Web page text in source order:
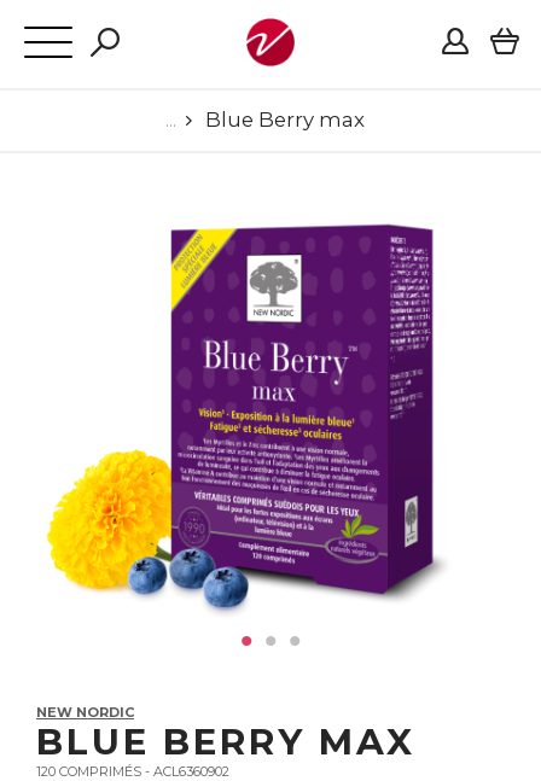
Blue Berry max
NEW NORDIC
BLUE BERRY MAX
120 COMPRIMÉS - ACL6360902